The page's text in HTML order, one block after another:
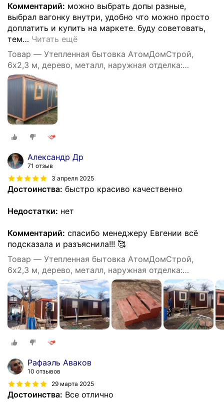
Комментарий: можно выбрать допы разные,
выбрал вагонку внутри, удобно что можно просто
доплатить и купить на маркете. буду советовать,
тем… Читать ещё
Товар — Утепленная бытовка АтомДомСтрой,
6х2,3 м, дерево, металл, наружная отделка:
профлист
Александр Др
71 отзыв
3 апреля 2025
Достоинства: быстро красиво качественно
Недостатки: нет
Комментарий: спасибо менеджеру Евгении всё
подсказала и разъяснила!!! 🥰
Товар — Утепленная бытовка АтомДомСтрой,
6х2,3 м, дерево, металл, наружная отделка:
профлист
Рафаэль Аваков
10 отзывов
29 марта 2025
Достоинства: Все отлично